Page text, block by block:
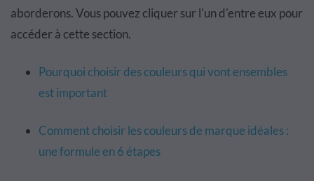
aborderons. Vous pouvez cliquer sur l'un d'entre eux pour
accéder à cette section.
Pourquoi choisir des couleurs qui vont ensembles
est important
Comment choisir les couleurs de marque idéales :
une formule en 6 étapes